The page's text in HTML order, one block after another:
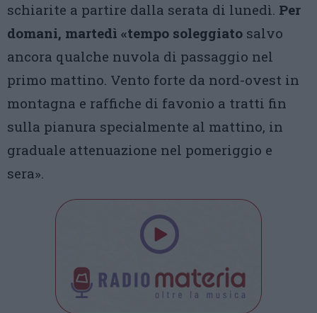
schiarite a partire dalla serata di lunedì. Per
domani, martedì «tempo soleggiato salvo
ancora qualche nuvola di passaggio nel
primo mattino. Vento forte da nord-ovest in
montagna e raffiche di favonio a tratti fin
sulla pianura specialmente al mattino, in
graduale attenuazione nel pomeriggio e
sera».